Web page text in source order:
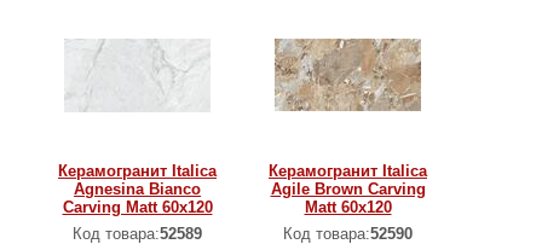
Керамогранит Italica
Agnesina Bianco
Carving Matt 60x120
Код товара:52589
Керамогранит Italica
Agile Brown Carving
Matt 60x120
Код товара:52590